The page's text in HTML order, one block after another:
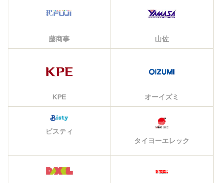
藤商事 山佐
KPE オーイズミ
ビスティ
タイヨーエレック